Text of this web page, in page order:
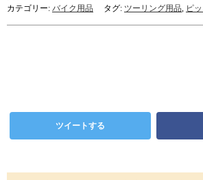
カテゴリー: バイク用品 タグ: ツーリング用品, ピ
ツイートする